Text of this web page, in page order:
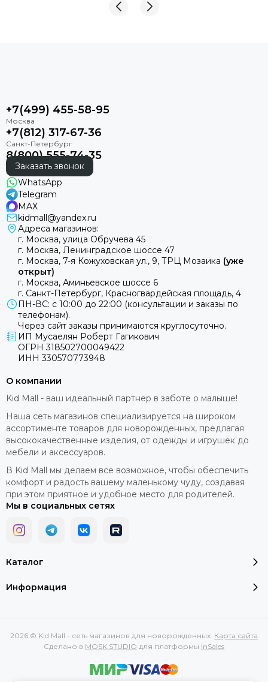
+7(499) 455-58-95
+7(812) 317-67-36
8(800) 555-74-35
Заказать звонок
WhatsApp
Telegram
MAX
kidmall@yandex.ru
Адреса магазинов:
г. Москва, улица Обручева 45
г. Москва, Ленинградское шоссе 47
г. Москва, 7-я Кожуховская ул., 9, ТРЦ Мозаика (уже
открыт)
г. Москва, Аминьевское шоссе 6
г. Санкт-Петербург, Красногвардейская площадь, 4
ПН-ВС: с 10:00 до 22:00 (консультации и заказы по
телефонам).
Через сайт заказы принимаются круглосуточно.
ИП Мусаелян Роберт Гагикович
ОГРН 318502700049422
ИНН 330570773948
Каталог
Информация
О компании
Kid Mall - ваш идеальный партнер в заботе о малыше!
Наша сеть магазинов специализируется на широком
ассортименте товаров для новорожденных, предлагая
высококачественные изделия, от одежды и игрушек до
мебели и аксессуаров.
В Kid Mall мы делаем все возможное, чтобы обеспечить
комфорт и радость вашему маленькому чуду, создавая
при этом приятное и удобное место для родителей.
Мы в социальных сетях
2026 © Kid Mall - сеть магазинов для новорожденных. Карта сайта
Сделано в MOSK.STUDIO для платформы InSales